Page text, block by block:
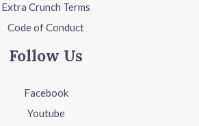
Extra Crunch Terms
Code of Conduct
Follow Us
Facebook
Youtube